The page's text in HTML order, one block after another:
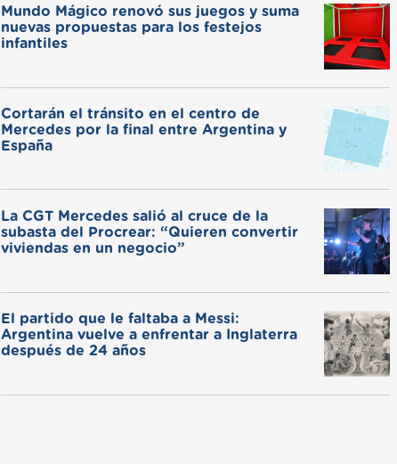
Mundo Mágico renovó sus juegos y suma
nuevas propuestas para los festejos
infantiles
Cortarán el tránsito en el centro de
Mercedes por la final entre Argentina y
España
La CGT Mercedes salió al cruce de la
subasta del Procrear: “Quieren convertir
viviendas en un negocio”
El partido que le faltaba a Messi:
Argentina vuelve a enfrentar a Inglaterra
después de 24 años